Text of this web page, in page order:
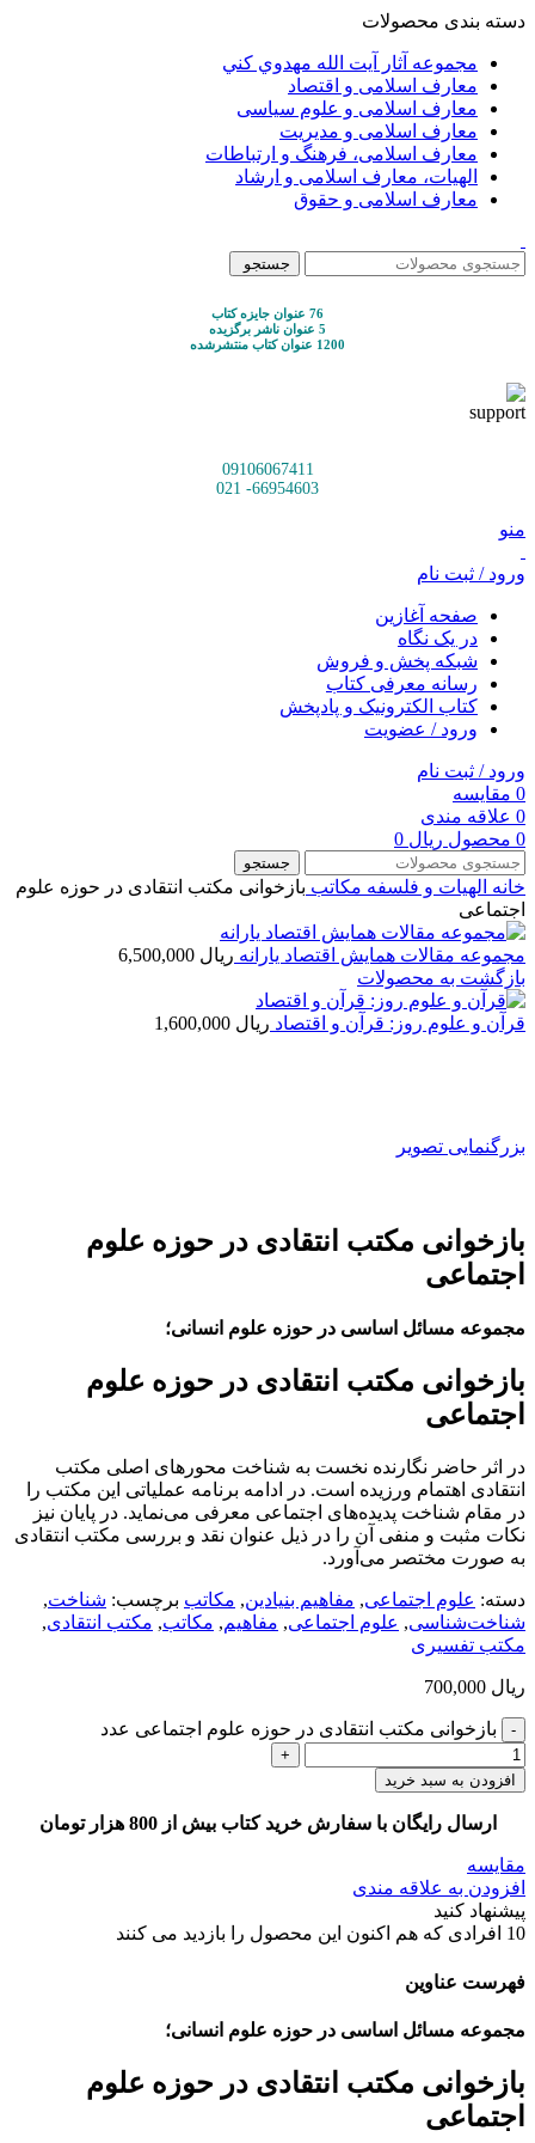
دسته بندی محصولات
مجموعه آثار آيت الله مهدوي كني
معارف اسلامی و اقتصاد
معارف اسلامی و علوم سیاسی
معارف اسلامی و مدیریت
معارف اسلامی، فرهنگ و ارتباطات
الهیات، معارف اسلامی و ارشاد
معارف اسلامی و حقوق
جستجو
76 عنوان جایزه کتاب
5 عنوان ناشر برگزیده
1200 عنوان کتاب منتشرشده
09106067411
66954603- 021
منو
ورود / ثبت نام
صفحه آغازین
در یک نگاه
شبکه پخش و فروش
رسانه معرفی کتاب
کتاب الکترونیک و پادپخش
ورود / عضویت
ورود / ثبت نام
0 مقایسه
0 علاقه مندی
0 محصول ریال
جستجو
خانه الهیات و فلسفه مکاتب بازخوانی مکتب انتقادی در حوزه علوم
اجتماعی
مجموعه مقالات همایش اقتصاد یارانه ریال
بازگشت به محصولات
قرآن و علوم روز: قرآن و اقتصاد ریال
بزرگنمایی تصویر
بازخوانی مکتب انتقادی در حوزه علوم
اجتماعی
مجموعه مسائل اساسی در حوزه علوم انسانی؛
بازخوانی مکتب انتقادی در حوزه علوم
اجتماعی
در اثر حاضر نگارنده نخست به شناخت محورهای اصلی مکتب
انتقادی اهتمام ورزیده است. در ادامه برنامه عملیاتی این مکتب را
در مقام شناخت پدیده‌های اجتماعی معرفی می‌نماید. در پایان نیز
نکات مثبت و منفی آن را در ذیل عنوان نقد و بررسی مکتب انتقادی
به صورت مختصر می‌آورد.
دسته: علوم اجتماعی, مفاهيم بنيادين, مکاتب برچسب: شناخت,
شناخت‌شناسی, علوم اجتماعی, مفاهیم, مکاتب, مکتب انتقادی,
مکتب تفسیری
ریال
بازخوانی مکتب انتقادی در حوزه علوم اجتماعی عدد
افزودن به سبد خرید
ارسال رایگان با سفارش خرید کتاب بیش از 800 هزار تومان
مقایسه
افزودن به علاقه مندی
پیشنهاد کنید
10 افرادی که هم اکنون این محصول را بازدید می کنند
فهرست عناوین
مجموعه مسائل اساسی در حوزه علوم انسانی؛
بازخوانی مکتب انتقادی در حوزه علوم
اجتماعی